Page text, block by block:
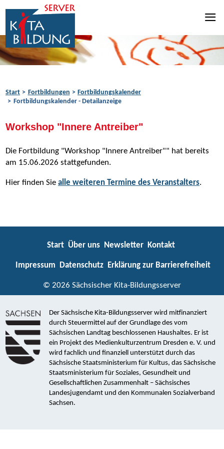
Zum Inhalt springen
Zur Navigation springen
Zum Fußbereich springen
Start Fortbildungen
Fortbildungskalender
Fortbildungskalender - Detailanzeige
Workshop "Innere Antreiber"
Die Fortbildung "Workshop "Innere Antreiber"" hat bereits
am 15.06.2026 stattgefunden.
Hier finden Sie alle weiteren Termine des Veranstalters.
Start Über uns Newsletter Kontakt
Impressum Datenschutz Erklärung zur Barrierefreiheit
© 2026 Sächsischer Kita-Bildungsserver
Der Sächsische Kita-Bildungsserver wird mitfinanziert
durch Steuermittel auf der Grundlage des vom
Sächsischen Landtag beschlossenen Haushaltes. Er ist
ein Projekt des Medienkulturzentrum Dresden e. V. und
wird fachlich und finanziell unterstützt durch das
Sächsische Staatsministerium für Kultus, das Sächsische
Staatsministerium für Soziales, Gesundheit und
Gesellschaftlichen Zusammenhalt – Sächsisches
Landesjugendamt und den Kommunalen Sozialverband
Sachsen.